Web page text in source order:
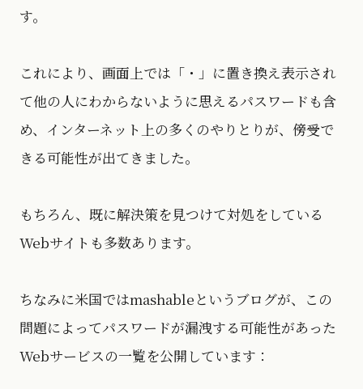
す。
これにより、画面上では「・」に置き換え表示され
て他の人にわからないように思えるパスワードも含
め、インターネット上の多くのやりとりが、傍受で
きる可能性が出てきました。
もちろん、既に解決策を見つけて対処をしている
Webサイトも多数あります。
ちなみに米国ではmashableというブログが、この
問題によってパスワードが漏洩する可能性があった
Webサービスの一覧を公開しています：